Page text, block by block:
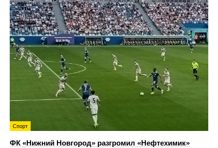
Спорт
ФК «Нижний Новгород» разгромил «Нефтехимик»